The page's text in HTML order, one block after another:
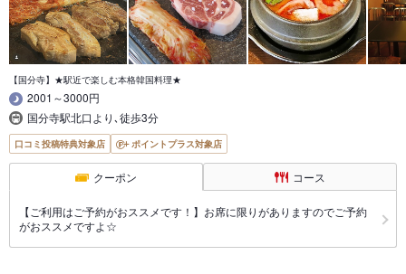
【国分寺】★駅近で楽しむ本格韓国料理★
2001～3000円
国分寺駅北口より､徒歩3分
口コミ投稿特典対象店 ポイントプラス対象店
クーポン コース
【ご利用はご予約がおススメです！】お席に限りがありますのでご予約
がおススメですよ☆